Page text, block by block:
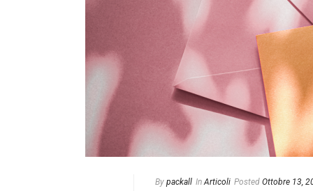
By packall In Articoli Posted Ottobre 13,